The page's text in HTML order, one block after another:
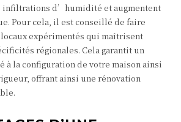
infiltrations d’humidité et augmentent
Pour cela, il est conseillé de faire
expérimentés qui maîtrisent
régionales. Cela garantit un
à la configuration de votre maison ainsi
offrant ainsi une rénovation